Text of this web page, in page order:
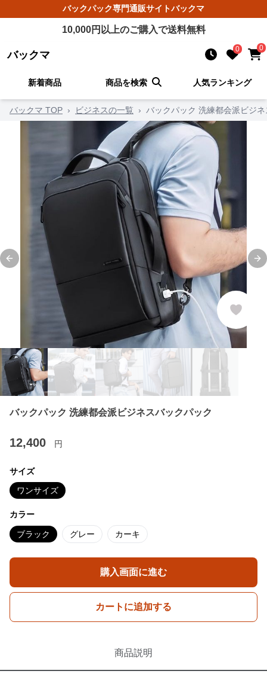
バックパック専門通販サイトバックマ
10,000円以上のご購入で送料無料
バックマ 0 0
新着商品 商品を検索 人気ランキング
バックマ TOP › ビジネスの一覧 › バックパック 洗練都会派ビジ
Previous slide
バックパック 洗練都会派ビジネスバックパック
12,400 円
サイズ
ワンサイズ
カラー
ブラック グレー カーキ
購入画面に進む
カートに追加する
商品説明